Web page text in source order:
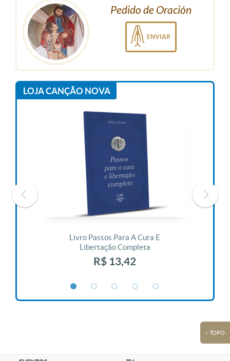
Pedido de Oración
ENVIAR
LOJA CANÇÃO NOVA
Livro Passos Para A Cura E
Libertação Completa
R$ 13,42
↑ TOPO